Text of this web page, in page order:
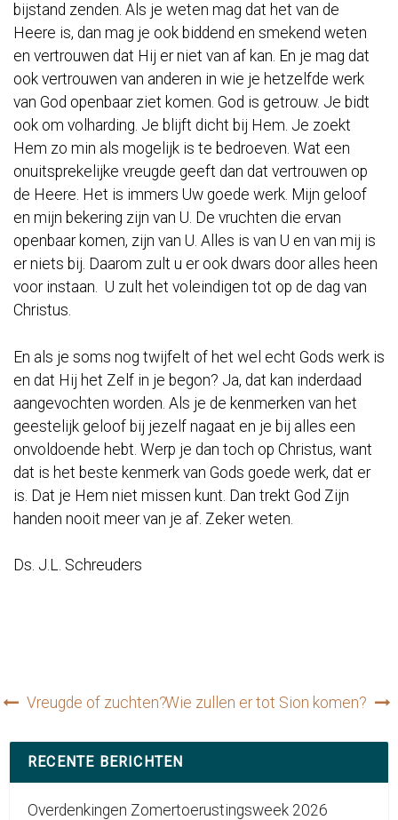
bijstand zenden. Als je weten mag dat het van de
Heere is, dan mag je ook biddend en smekend weten
en vertrouwen dat Hij er niet van af kan. En je mag dat
ook vertrouwen van anderen in wie je hetzelfde werk
van God openbaar ziet komen. God is getrouw. Je bidt
ook om volharding. Je blijft dicht bij Hem. Je zoekt
Hem zo min als mogelijk is te bedroeven. Wat een
onuitsprekelijke vreugde geeft dan dat vertrouwen op
de Heere. Het is immers Uw goede werk. Mijn geloof
en mijn bekering zijn van U. De vruchten die ervan
openbaar komen, zijn van U. Alles is van U en van mij is
er niets bij. Daarom zult u er ook dwars door alles heen
voor instaan. U zult het voleindigen tot op de dag van
Christus.
En als je soms nog twijfelt of het wel echt Gods werk is
en dat Hij het Zelf in je begon? Ja, dat kan inderdaad
aangevochten worden. Als je de kenmerken van het
geestelijk geloof bij jezelf nagaat en je bij alles een
onvoldoende hebt. Werp je dan toch op Christus, want
dat is het beste kenmerk van Gods goede werk, dat er
is. Dat je Hem niet missen kunt. Dan trekt God Zijn
handen nooit meer van je af. Zeker weten.
Ds. J.L. Schreuders
Bericht
navigatie
Vreugde of zuchten?Wie zullen er tot Sion komen?
RECENTE BERICHTEN
Overdenkingen Zomertoerustingsweek 2026